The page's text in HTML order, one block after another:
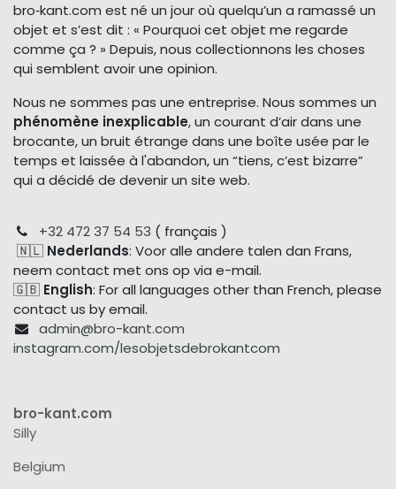
bro‑kant.com est né un jour où quelqu’un a ramassé un
objet et s’est dit : « Pourquoi cet objet me regarde
comme ça ? » Depuis, nous collectionnons les choses
qui semblent avoir une opinion.
Nous ne sommes pas une entreprise. Nous sommes un
phénomène inexplicable, un courant d’air dans une
brocante, un bruit étrange dans une boîte usée par le
temps et laissée à l'abandon, un “tiens, c’est bizarre”
qui a décidé de devenir un site web.
+32 472 37 54 53 ( français )
🇳🇱 Nederlands: Voor alle andere talen dan Frans,
neem contact met ons op via e-mail.
🇬🇧 English: For all languages other than French, please
contact us by email.
admin@bro-kant.com
instagram.com/lesobjetsdebrokantcom
bro-kant.com
Silly
Belgium